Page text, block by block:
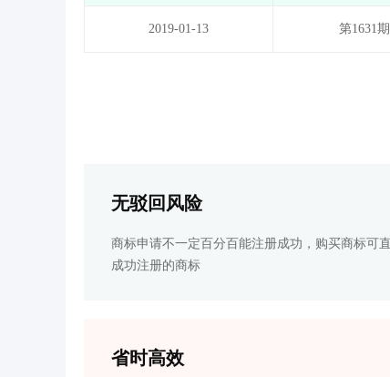
2019-01-13 第1631期
无驳回风险
商标申请不一定百分百能注册成功，购买商标可
成功注册的商标
省时高效